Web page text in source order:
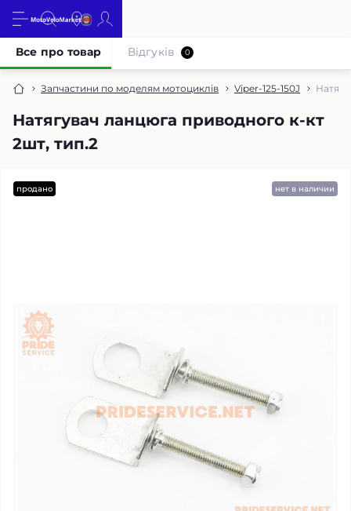
Запчастини по моделям мотоциклів Viper-125-150J
Натягувач ланцюга приводного к-кт
2шт, тип.2
Все про товар Відгуків 0
продано нет в наличии